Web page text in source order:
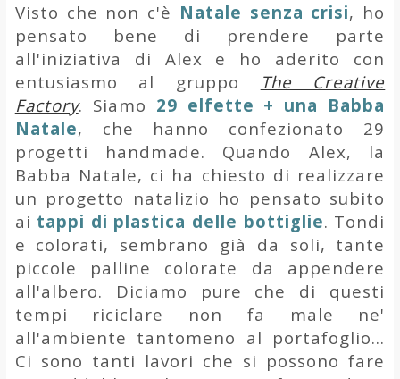
Visto che non c'è Natale senza crisi, ho
pensato bene di prendere parte
all'iniziativa di Alex e ho aderito con
entusiasmo al gruppo
The Creative
Factory. Siamo 29 elfette + una Babba
Natale, che hanno confezionato 29
progetti handmade. Quando Alex, la
Babba Natale, ci ha chiesto di realizzare
un progetto natalizio ho pensato subito
ai tappi di plastica delle bottiglie. Tondi
e colorati, sembrano già da soli, tante
piccole palline colorate da appendere
all'albero. Diciamo pure che di questi
tempi riciclare non fa male ne'
all'ambiente tantomeno al portafoglio...
Ci sono tanti lavori che si possono fare